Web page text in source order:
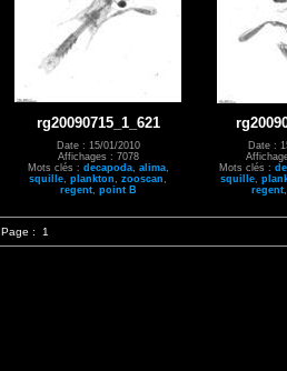
rg20090715_1_621
Date : 15/01/2010
Affichages : 7078
Mots clés : decapoda, alima,
squille plankton zooscan
regent, point B
Date :
Mots clés :
squille
regent
Page : 1